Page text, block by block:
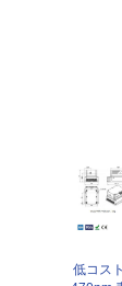
低コス